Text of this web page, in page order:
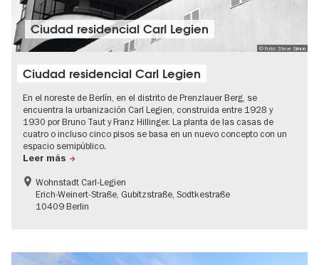
© Foto: Steve Simon
Ciudad residencial Carl Legien
Ciudad residencial Carl Legien
En el noreste de Berlín, en el distrito de Prenzlauer Berg, se
encuentra la urbanización Carl Legien, construida entre 1928 y
1930 por Bruno Taut y Franz Hillinger. La planta de las casas de
cuatro o incluso cinco pisos se basa en un nuevo concepto con un
espacio semipúblico.
Leer más
Wohnstadt Carl-Legien
Erich-Weinert-Straße, Gubitzstraße, Sodtkestraße
10409 Berlin